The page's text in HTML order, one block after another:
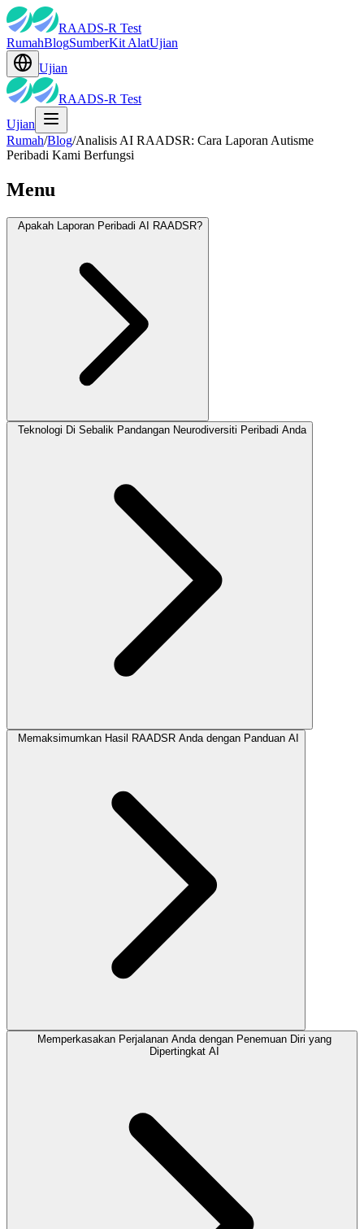
RAADS-R Test
RumahBlogSumberKit AlatUjian
Ujian
RAADS-R Test
Ujian
Rumah/Blog/Analisis AI RAADSR: Cara Laporan Autisme
Peribadi Kami Berfungsi
Menu
Apakah Laporan Peribadi AI RAADSR?
Teknologi Di Sebalik Pandangan Neurodiversiti Peribadi Anda
Memaksimumkan Hasil RAADSR Anda dengan Panduan AI
Memperkasakan Perjalanan Anda dengan Penemuan Diri yang
Dipertingkat AI